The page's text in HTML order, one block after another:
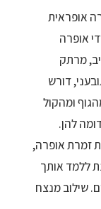
אופראית
אופרה
מרתק
דורש
ומהקול
להן.
זמרת אופרה,
ללמד אותך
שילוב מנצח